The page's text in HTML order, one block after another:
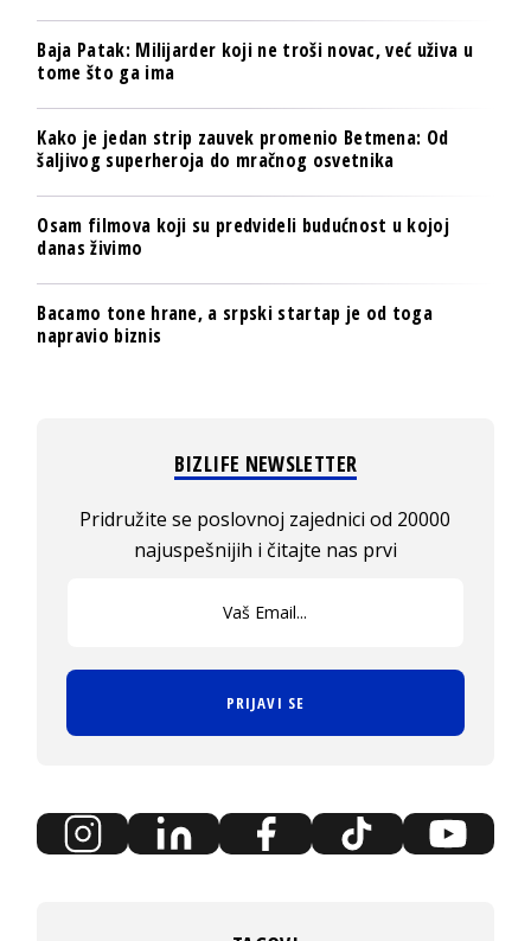
Baja Patak: Milijarder koji ne troši novac, već uživa u
tome što ga ima
Kako je jedan strip zauvek promenio Betmena: Od
šaljivog superheroja do mračnog osvetnika
Osam filmova koji su predvideli budućnost u kojoj
danas živimo
Bacamo tone hrane, a srpski startap je od toga
napravio biznis
BIZLIFE NEWSLETTER
Pridružite se poslovnoj zajednici od 20000
najuspešnijih i čitajte nas prvi
PRIJAVI SE